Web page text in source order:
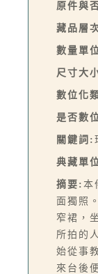
原件與
藏品層
數量單
尺寸大
數位化
是否數
關鍵詞:
典藏單
摘要: 本
面獨照
窄裙，
所拍的
始從事
來台後